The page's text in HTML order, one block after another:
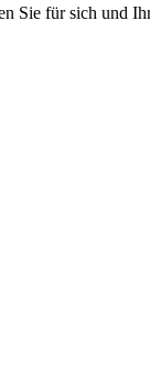
Sie für sich und